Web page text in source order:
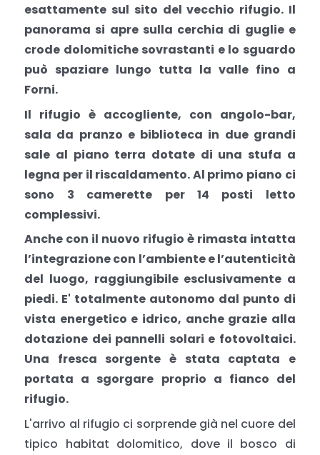
esattamente sul sito del vecchio rifugio. Il
panorama si apre sulla cerchia di guglie e
crode dolomitiche sovrastanti e lo sguardo
può spaziare lungo tutta la valle fino a
Forni.
Il rifugio è accogliente, con angolo-bar,
sala da pranzo e biblioteca in due grandi
sale al piano terra dotate di una stufa a
legna per il riscaldamento. Al primo piano ci
sono 3 camerette per 14 posti letto
complessivi.
Anche con il nuovo rifugio è rimasta intatta
l’integrazione con l’ambiente e l’autenticità
del luogo, raggiungibile esclusivamente a
piedi. E' totalmente autonomo dal punto di
vista energetico e idrico, anche grazie alla
dotazione dei pannelli solari e fotovoltaici.
Una fresca sorgente è stata captata e
portata a sgorgare proprio a fianco del
rifugio.
L'arrivo al rifugio ci sorprende già nel cuore del
tipico habitat dolomitico, dove il bosco di